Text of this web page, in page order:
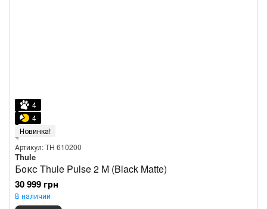
4
4
Новинка!
Артикул: TH 610200
Thule
Бокс Thule Pulse 2 M (Black Matte)
30 999 грн
В наличии